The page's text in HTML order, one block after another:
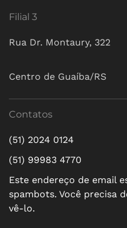
Filial 3
Rua Dr. Montaury, 322
Centro de Guaíba/RS
Contatos
(51) 2024 0124
(51) 99983 4770
Este endereço de email
spambots. Você precisa
vê-lo.